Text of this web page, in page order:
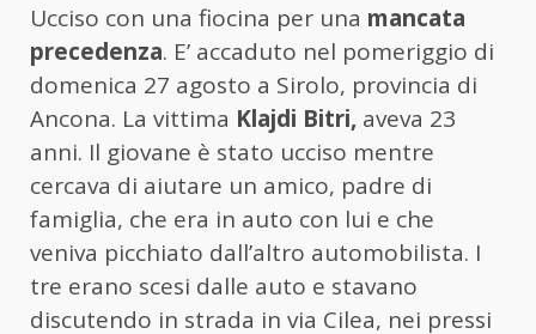
Ucciso con una fiocina per una mancata
precedenza. E’ accaduto nel pomeriggio di
domenica 27 agosto a Sirolo, provincia di
Ancona. La vittima Klajdi Bitri, aveva 23
anni. Il giovane è stato ucciso mentre
cercava di aiutare un amico, padre di
famiglia, che era in auto con lui e che
veniva picchiato dall’altro automobilista. I
tre erano scesi dalle auto e stavano
discutendo in strada in via Cilea, nei pressi